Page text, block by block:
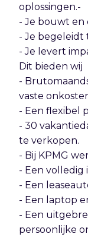
oplossingen.-
- Je bouwt
- Je begeleidt
- Je levert
Dit bieden wij
-
vaste
- Een flexibel
- 30
te verkopen.
- Bij KPMG
- Een
- Een
- Een laptop
- Een
persoonlijke